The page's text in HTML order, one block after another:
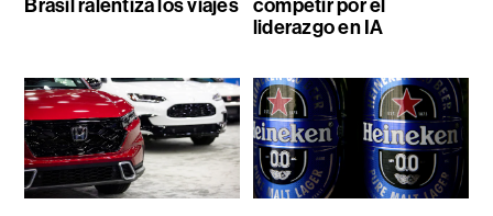
Brasil ralentiza los viajes competir por el
liderazgo en IA